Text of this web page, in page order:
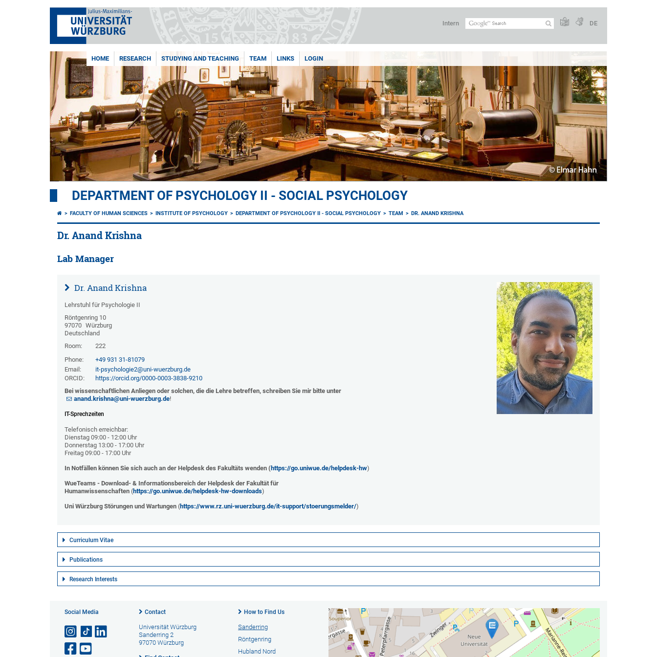
Intern DE
HOME RESEARCH STUDYING AND TEACHING TEAM LINKS LOGIN
DEPARTMENT OF PSYCHOLOGY II - SOCIAL PSYCHOLOGY
FACULTY OF HUMAN SCIENCES INSTITUTE OF PSYCHOLOGY DEPARTMENT OF PSYCHOLOGY II - SOCIAL PSYCHOLOGY TEAM DR. ANAND KRISHNA
Dr. Anand Krishna
Lab Manager
Dr. Anand Krishna
Lehrstuhl für Psychologie II
Röntgenring 10
97070 Würzburg
Deutschland
Room:
222
Phone:
+49 931 31-81079
Email:
it-psychologie2@uni-wuerzburg.de
ORCID:
https://orcid.org/0000-0003-3838-9210
Bei wissenschaftlichen Anliegen oder solchen, die die Lehre betreffen, schreiben Sie mir bitte unter
anand.krishna@uni-wuerzburg.de!
IT-Sprechzeiten
Telefonisch erreichbar:
Dienstag 09:00 - 12:00 Uhr
Donnerstag 13:00 - 17:00 Uhr
Freitag 09:00 - 17:00 Uhr
In Notfällen können Sie sich auch an der Helpdesk des Fakultäts wenden ( https://go.uniwue.de/helpdesk-hw)
WueTeams - Download- & Informationsbereich der Helpdesk der Fakultät für
Humanwissenschaften (https://go.uniwue.de/helpdesk-hw-downloads)
Uni Würzburg Störungen und Wartungen (https://www.rz.uni-wuerzburg.de/it-support/stoerungsmelder/)
Curriculum Vitae
Publications
Research Interests
Social Media Contact
Universität Würzburg
Sanderring 2
97070 Würzburg
How to Find Us
Sanderring
Röntgenring
Hubland Nord